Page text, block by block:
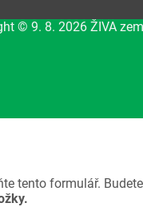
© 9. 8. 2026 ŽIVA
tento formulář.